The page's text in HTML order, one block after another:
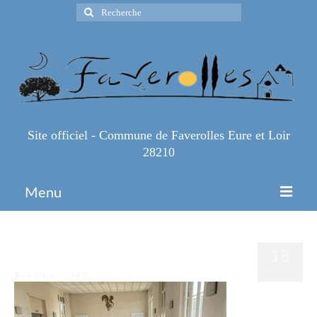
Rechercher
:
Site officiel - Commune de Faverolles Eure et Loir
28210
Menu
Infos Pratiques